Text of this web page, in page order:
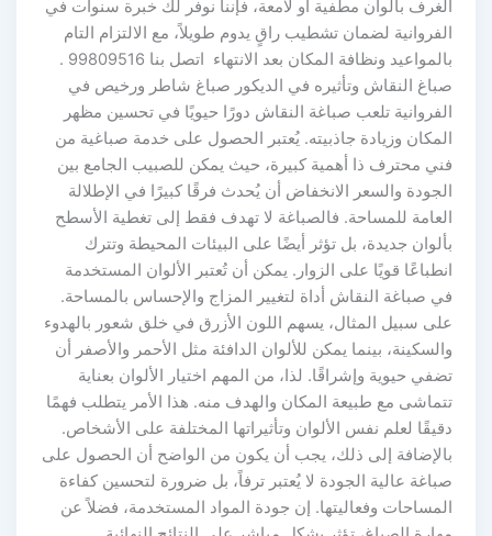
الغرف بألوان مطفية أو لامعة، فإننا نوفر لك خبرة سنوات في
الفروانية لضمان تشطيب راقٍ يدوم طويلاً، مع الالتزام التام
بالمواعيد ونظافة المكان بعد الانتهاء اتصل بنا 99809516 .
صباغ النقاش وتأثيره في الديكور صباغ شاطر ورخيص في
الفروانية تلعب صباغة النقاش دورًا حيويًا في تحسين مظهر
المكان وزيادة جاذبيته. يُعتبر الحصول على خدمة صباغية من
فني محترف ذا أهمية كبيرة، حيث يمكن للصبيب الجامع بين
الجودة والسعر الانخفاض أن يُحدث فرقًا كبيرًا في الإطلالة
العامة للمساحة. فالصباغة لا تهدف فقط إلى تغطية الأسطح
بألوان جديدة، بل تؤثر أيضًا على البيئات المحيطة وتترك
انطباعًا قويًا على الزوار. يمكن أن تُعتبر الألوان المستخدمة
في صباغة النقاش أداة لتغيير المزاج والإحساس بالمساحة.
على سبيل المثال، يسهم اللون الأزرق في خلق شعور بالهدوء
والسكينة، بينما يمكن للألوان الدافئة مثل الأحمر والأصفر أن
تضفي حيوية وإشراقًا. لذا، من المهم اختيار الألوان بعناية
تتماشى مع طبيعة المكان والهدف منه. هذا الأمر يتطلب فهمًا
دقيقًا لعلم نفس الألوان وتأثيراتها المختلفة على الأشخاص.
بالإضافة إلى ذلك، يجب أن يكون من الواضح أن الحصول على
صباغة عالية الجودة لا يُعتبر ترفاً، بل ضرورة لتحسين كفاءة
المساحات وفعاليتها. إن جودة المواد المستخدمة، فضلاً عن